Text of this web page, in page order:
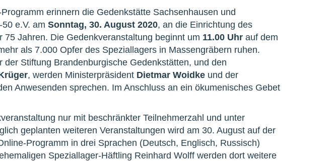
erinnern die Gedenkstätte Sachsenhausen und
e.V. am Sonntag, 30. August 2020, an die Einrichtung des
Jahren. Die Gedenkveranstaltung beginnt um 11.00 Uhrauf dem
als 7.000 Opfer des Speziallagers in Massengräbern ruhen.
der Stiftung Brandenburgische Gedenkstätten, und den
, werden Ministerpräsident Dietmar Woidkeund der
Anwesenden sprechen. Im Anschluss an ein ökumenisches Gebet
nur mit beschränkter Teilnehmerzahl und unter
geplanten weiteren Veranstaltungen wird am 30. August auf der
Programm in drei Sprachen (Deutsch, Englisch, Russisch)
Speziallager-Häftling Reinhard Wolff werden dort weitere